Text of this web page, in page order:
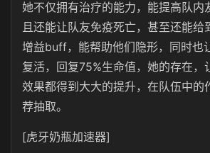
她不仅拥有治疗的能力，能提高队内
且还能让队友免疫死亡，甚至还能给
增益buff，能帮助他们隐形，同时也
复活，回复75%生命值，她的存在，
效果都得到大大的提升，在队伍中的
荐抽取。
[虎牙奶瓶加速器]